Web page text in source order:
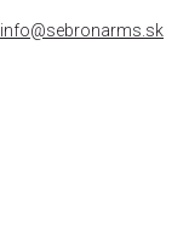
info@sebronarms.sk